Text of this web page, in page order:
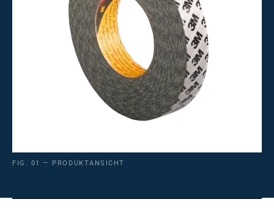
FIG. 01 — PRODUKTANSICHT